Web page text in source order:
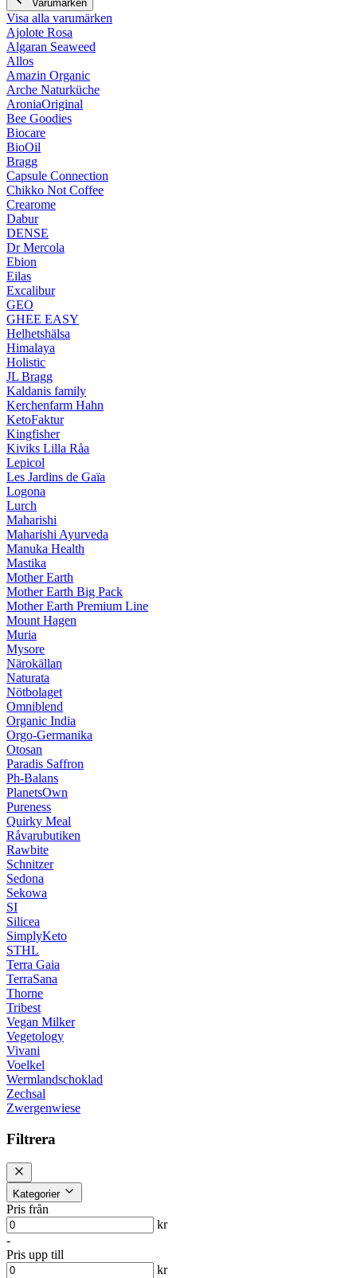
Varumärken
Visa alla varumärken
Ajolote Rosa
Algaran Seaweed
Allos
Amazin Organic
Arche Naturküche
AroniaOriginal
Bee Goodies
Biocare
BioOil
Bragg
Capsule Connection
Chikko Not Coffee
Crearome
Dabur
DENSE
Dr Mercola
Ebion
Eilas
Excalibur
GEO
GHEE EASY
Helhetshälsa
Himalaya
Holistic
JL Bragg
Kaldanis family
Kerchenfarm Hahn
KetoFaktur
Kingfisher
Kiviks Lilla Råa
Lepicol
Les Jardins de Gaïa
Logona
Lurch
Maharishi
Maharishi Ayurveda
Manuka Health
Mastika
Mother Earth
Mother Earth Big Pack
Mother Earth Premium Line
Mount Hagen
Muria
Mysore
Närokällan
Naturata
Nötbolaget
Omniblend
Organic India
Orgo-Germanika
Otosan
Paradis Saffron
Ph-Balans
PlanetsOwn
Pureness
Quirky Meal
Råvarubutiken
Rawbite
Schnitzer
Sedona
Sekowa
SI
Silicea
SimplyKeto
STHL
Terra Gaia
TerraSana
Thorne
Tribest
Vegan Milker
Vegetology
Vivani
Voelkel
Wermlandschoklad
Zechsal
Zwergenwiese
Filtrera
Kategorier
Pris från
kr
-
Pris upp till
kr